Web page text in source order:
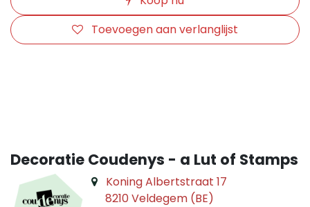
Toevoegen aan verlanglijst
Decoratie Coudenys - a Lut of Stamps
Koning Albertstraat 17
8210 Veldegem (BE)